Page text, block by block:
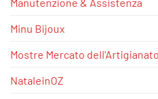
Manutenzione & Assistenza
Minu Bijoux
Mostre Mercato dell'Artigianato
NataleinOZ